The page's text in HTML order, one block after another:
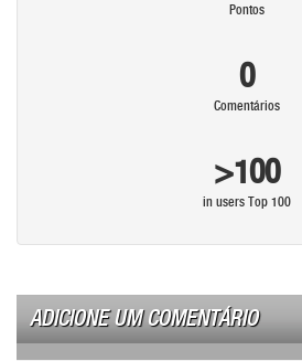
Pontos
0
Comentários
>100
in users Top 100
ADICIONE UM COMENTÁRIO